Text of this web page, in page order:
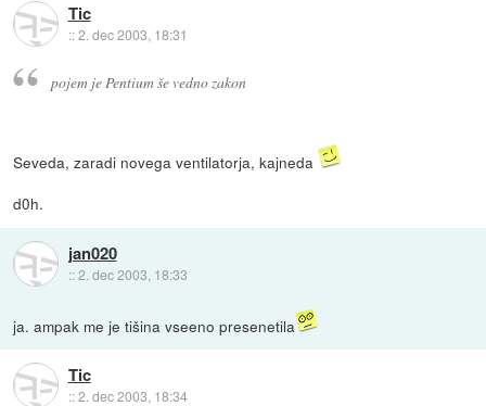
Tic
::2. dec 2003, 18:31
pojem je Pentium še vedno zakon
Seveda, zaradi novega ventilatorja, kajneda
d0h.
jan020
::2. dec 2003, 18:33
ja. ampak me je tišina vseeno presenetila
Tic
::2. dec 2003, 18:34